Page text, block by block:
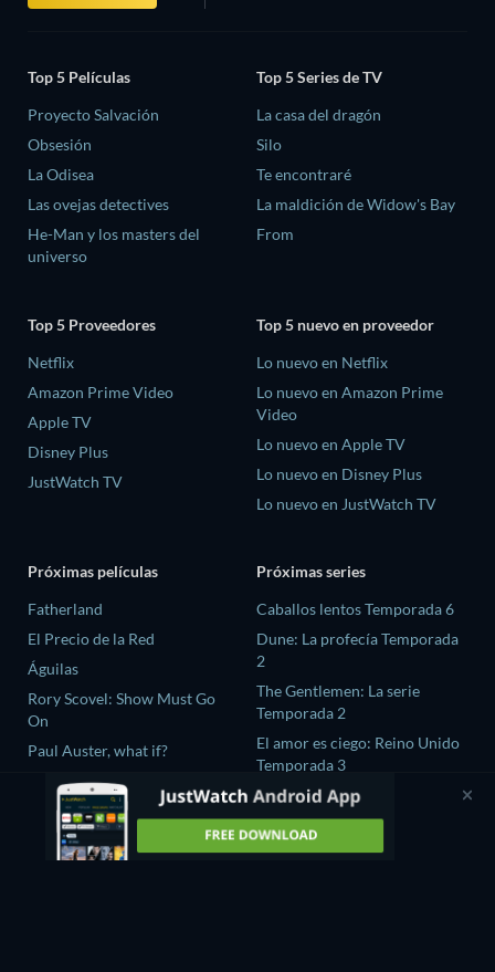
Top 5 Películas
Proyecto Salvación
Obsesión
La Odisea
Las ovejas detectives
He-Man y los masters del
universo
Top 5 Series de TV
La casa del dragón
Silo
Te encontraré
La maldición de Widow's Bay
From
Top 5 Proveedores
Netflix
Amazon Prime Video
Apple TV
Disney Plus
JustWatch TV
Top 5 nuevo en proveedor
Lo nuevo en Netflix
Lo nuevo en Amazon Prime
Video
Lo nuevo en Apple TV
Lo nuevo en Disney Plus
Lo nuevo en JustWatch TV
Próximas películas
Fatherland
El Precio de la Red
Águilas
Rory Scovel: Show Must Go
On
Paul Auster, what if?
Próximas series
Caballos lentos Temporada 6
Dune: La profecía Temporada
2
The Gentlemen: La serie
Temporada 2
El amor es ciego: Reino Unido
Temporada 3
The Chosen In The Wild with
Bear Grylls Temporada 1